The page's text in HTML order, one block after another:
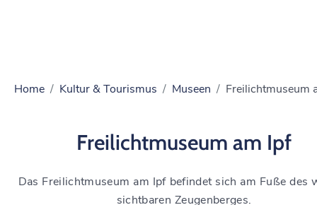
Home Kultur & Tourismus Museen Freilichtmuseum
Freilichtmuseum am Ipf
Das Freilichtmuseum am Ipf befindet sich am Fuße des
sichtbaren Zeugenberges.